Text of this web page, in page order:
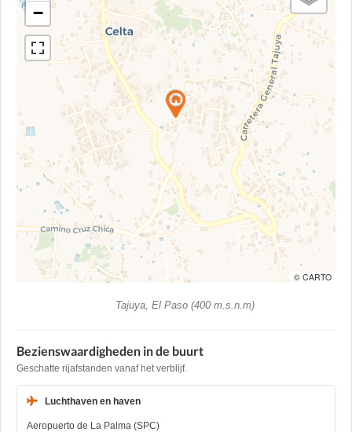
−
© CARTO
Tajuya, El Paso (400 m.s.n.m)
Bezienswaardigheden in de buurt
Geschatte rijafstanden vanaf het verblijf.
Luchthaven en haven
Aeropuerto de La Palma (SPC)